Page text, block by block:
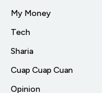
My Money
Tech
Sharia
Cuap Cuap Cuan
Opinion